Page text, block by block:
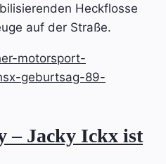
Heckflosse
auf der Straße.
– Jacky Ickx ist